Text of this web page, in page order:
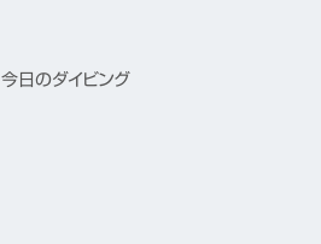
今日のダイビング